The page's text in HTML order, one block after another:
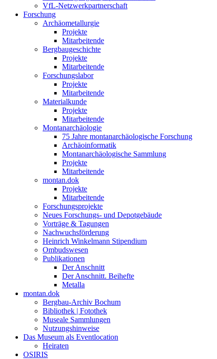
VfL-Netzwerkpartnerschaft
Forschung
Archäometallurgie
Projekte
Mitarbeitende
Bergbaugeschichte
Projekte
Mitarbeitende
Forschungslabor
Projekte
Mitarbeitende
Materialkunde
Projekte
Mitarbeitende
Montanarchäologie
75 Jahre montanarchäologische Forschung
Archäoinformatik
Montanarchäologische Sammlung
Projekte
Mitarbeitende
montan.dok
Projekte
Mitarbeitende
Forschungsprojekte
Neues Forschungs- und Depotgebäude
Vorträge & Tagungen
Nachwuchsförderung
Heinrich Winkelmann Stipendium
Ombudswesen
Publikationen
Der Anschnitt
Der Anschnitt. Beihefte
Metalla
montan.dok
Bergbau-Archiv Bochum
Bibliothek | Fotothek
Museale Sammlungen
Nutzungshinweise
Das Museum als Eventlocation
Heiraten
OSIRIS